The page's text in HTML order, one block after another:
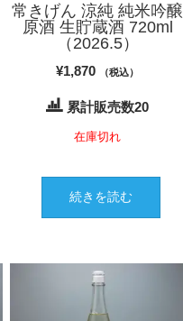
常きげん 涼純 純米吟醸
原酒 生貯蔵酒 720ml
（2026.5）
¥1,870 （税込）
累計販売数20
在庫切れ
続きを読む